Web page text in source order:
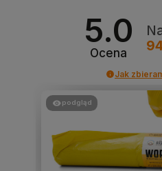
5.0
Ocena
Jak
podgląd